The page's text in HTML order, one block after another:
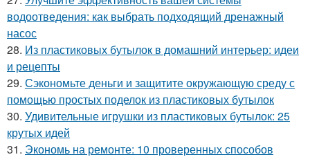
водоотведения: как выбрать подходящий дренажный
насос
28. Из пластиковых бутылок в домашний интерьер: идеи
и рецепты
29. Сэкономьте деньги и защитите окружающую среду с
помощью простых поделок из пластиковых бутылок
30. Удивительные игрушки из пластиковых бутылок: 25
крутых идей
31. Экономь на ремонте: 10 проверенных способов